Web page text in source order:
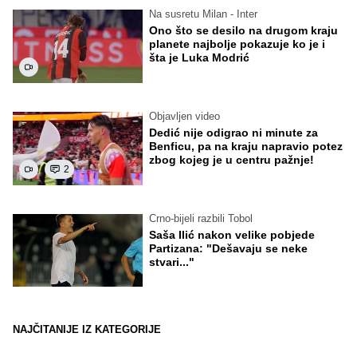
Na susretu Milan - Inter
Ono što se desilo na drugom kraju
planete najbolje pokazuje ko je i
šta je Luka Modrić
2
Objavljen video
Dedić nije odigrao ni minute za
Benficu, pa na kraju napravio potez
zbog kojeg je u centru pažnje!
Crno-bijeli razbili Tobol
Saša Ilić nakon velike pobjede
Partizana: "Dešavaju se neke
stvari..."
NAJČITANIJE IZ KATEGORIJE